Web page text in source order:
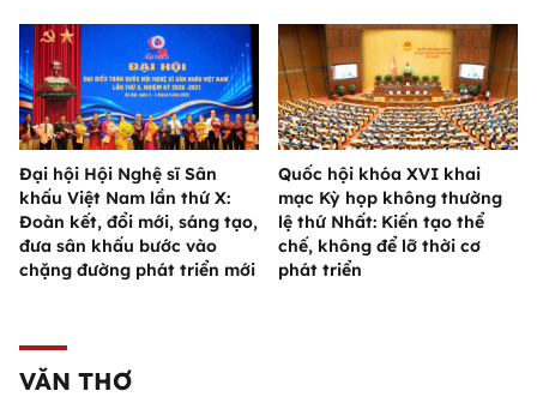
Đại hội Hội Nghệ sĩ Sân
khấu Việt Nam lần thứ X:
Đoàn kết, đổi mới, sáng tạo,
đưa sân khấu bước vào
chặng đường phát triển mới
Quốc hội khóa XVI khai
mạc Kỳ họp không thường
lệ thứ Nhất: Kiến tạo thể
chế, không để lỡ thời cơ
phát triển
VĂN THƠ